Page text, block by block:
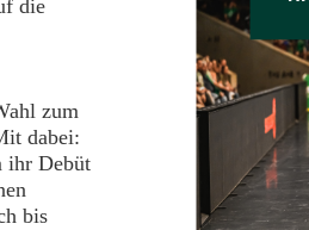
die
zum
dabei:
ihr Debüt
bis